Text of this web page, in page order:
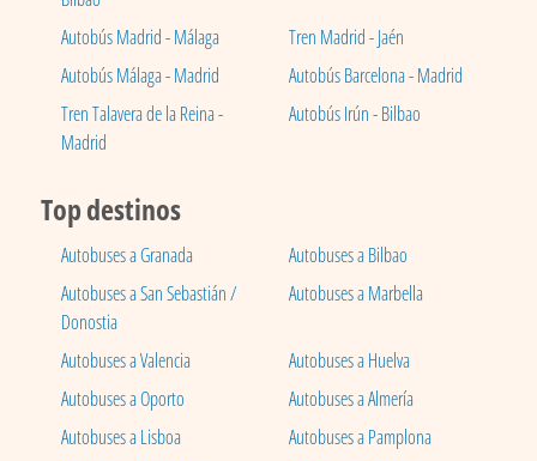
Autobús Madrid - Málaga
Tren Madrid - Jaén
Autobús Málaga - Madrid
Autobús Barcelona - Madrid
Tren Talavera de la Reina -
Madrid
Autobús Irún - Bilbao
Top destinos
Autobuses a Granada
Autobuses a Bilbao
Autobuses a San Sebastián /
Donostia
Autobuses a Marbella
Autobuses a Valencia
Autobuses a Huelva
Autobuses a Oporto
Autobuses a Almería
Autobuses a Lisboa
Autobuses a Pamplona